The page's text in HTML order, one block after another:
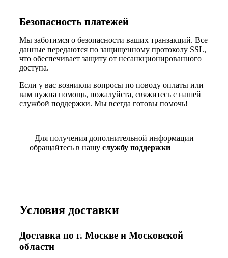
Безопасность платежей
Мы заботимся о безопасности ваших транзакций. Все
данные передаются по защищенному протоколу SSL,
что обеспечивает защиту от несанкционированного
доступа.
Если у вас возникли вопросы по поводу оплаты или
вам нужна помощь, пожалуйста, свяжитесь с нашей
службой поддержки. Мы всегда готовы помочь!
Для получения дополнительной информации
обращайтесь в нашу службу поддержки
Условия доставки
Доставка по г. Москве и Московской
области